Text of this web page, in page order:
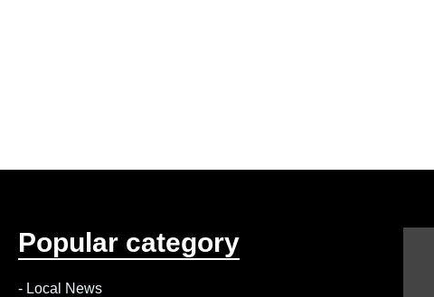
Popular category
- Local News